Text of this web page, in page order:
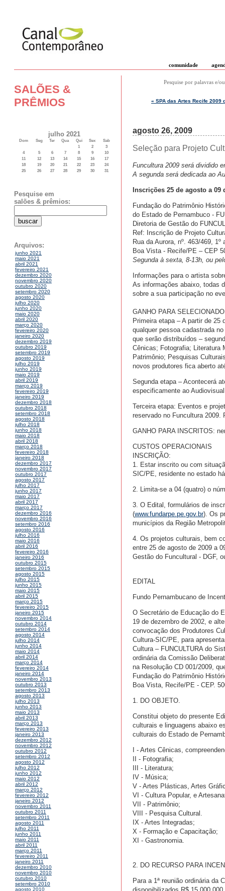
comunidade
SALÕES &
PRÊMIOS
julho 2021
Dom Seg Ter Qua Qui Sex
Sab
1
2
3
4
5 6 7 8 9
10
11
12 13 14 15 16
17
18
19 20 21 22 23
24
25
26 27 28 29 30 31
Pesquise em
salões & prêmios:
Arquivos:
junho 2021
maio 2021
abril 2021
fevereiro 2021
dezembro 2020
novembro 2020
outubro 2020
setembro 2020
agosto 2020
julho 2020
junho 2020
maio 2020
abril 2020
março 2020
fevereiro 2020
janeiro 2020
dezembro 2019
outubro 2019
setembro 2019
agosto 2019
julho 2019
junho 2019
maio 2019
abril 2019
março 2019
fevereiro 2019
janeiro 2019
dezembro 2018
outubro 2018
setembro 2018
agosto 2018
julho 2018
junho 2018
maio 2018
abril 2018
março 2018
fevereiro 2018
janeiro 2018
dezembro 2017
novembro 2017
outubro 2017
agosto 2017
julho 2017
junho 2017
maio 2017
abril 2017
março 2017
dezembro 2016
novembro 2016
setembro 2016
agosto 2016
julho 2016
maio 2016
abril 2016
fevereiro 2016
janeiro 2016
outubro 2015
setembro 2015
agosto 2015
julho 2015
junho 2015
maio 2015
abril 2015
março 2015
fevereiro 2015
janeiro 2015
novembro 2014
outubro 2014
setembro 2014
agosto 2014
julho 2014
junho 2014
maio 2014
abril 2014
março 2014
fevereiro 2014
janeiro 2014
novembro 2013
outubro 2013
setembro 2013
agosto 2013
julho 2013
junho 2013
maio 2013
abril 2013
março 2013
fevereiro 2013
janeiro 2013
dezembro 2012
novembro 2012
outubro 2012
setembro 2012
agosto 2012
julho 2012
junho 2012
maio 2012
abril 2012
março 2012
fevereiro 2012
janeiro 2012
novembro 2011
outubro 2011
setembro 2011
agosto 2011
julho 2011
junho 2011
maio 2011
abril 2011
março 2011
fevereiro 2011
janeiro 2011
dezembro 2010
novembro 2010
outubro 2010
setembro 2010
agosto 2010
Pesquise por palavras e/
« SPA das Artes Recife 2009
agosto 26, 2009
Seleção para Projeto
Funcultura 2009 será dividido
A segunda será dedicada ao
Inscrições 25 de agosto a 09
Fundação do Patrimônio
do Estado de Pernambuco -
Diretoria de Gestão do
Ref: Inscrição de Projeto
Rua da Aurora, nº. 463/469, 1º
Boa Vista - Recife/PE – CEP
Segunda à sexta, 8-13h, ou
Informações para o artista
As informações abaixo, todas
sobre a sua participação no
GANHO PARA
Primeira etapa – A partir de
qualquer pessoa cadastrada
que serão distribuídos –
Cênicas; Fotografia; Literatura
Patrimônio; Pesquisas
novos produtores fica aberto
Segunda etapa – Acontecerá
especificamente ao
Terceira etapa: Eventos e
reservado no Funcultura 2009.
GANHO PARA INSCRITOS:
CUSTOS OPERACIONAIS
INSCRIÇÃO:
1. Estar inscrito ou com
SIC/PE, residente no estado
2. Limita-se a 04 (quatro) o
3. O Edital, formulários de
(www.fundarpe.pe.gov.br). Os
municípios da Região
4. Os projetos culturais, bem
entre 25 de agosto de 2009 a
Gestão do Funcultural - DGF,
EDITAL
Fundo Pernambucano de
O Secretário de Educação do
19 de dezembro de 2002, e
convocação dos Produtores
Cultura-SIC/PE, para
Cultura – FUNCULTURA do
ordinária da Comissão
na Resolução CD 001/2009,
Fundação do Patrimônio
Boa Vista, Recife/PE - CEP.
1. DO OBJETO.
Constitui objeto do presente
culturais e linguagens abaixo
culturais do Estado de
I - Artes Cênicas,
II - Fotografia;
III - Literatura;
IV - Música;
V - Artes Plásticas, Artes
VI - Cultura Popular, e
VII - Patrimônio;
VIII - Pesquisa Cultural.
IX - Artes Integradas;
X - Formação e Capacitação;
XI - Gastronomia.
2. DO RECURSO PARA
Para a 1ª reunião ordinária da